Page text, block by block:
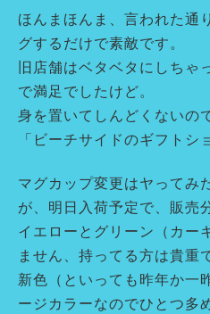
ほんまほんま、言われた通
グするだけで素敵です。
旧店舗はベタベタにしちゃ
で満足でしたけど。
身を置いてしんどくないの
「ビーチサイドのギフトシ
マグカップ変更はヤってみ
が、明日入荷予定で、販売
イエローとグリーン（カー
ません、持ってる方は貴重
新色（といっても昨年か一
ージカラーなのでひとつ多